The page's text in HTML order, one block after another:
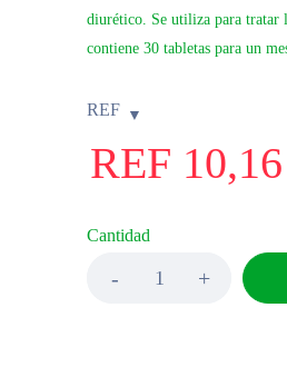
diurético. Se utiliza para tratar
contiene 30 tabletas para un
REF
REF 10,16
Cantidad